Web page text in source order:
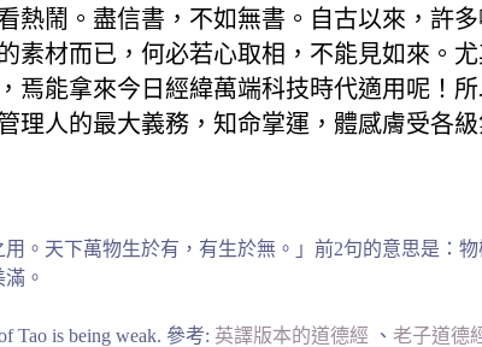
熱鬧。盡信書，不如無書。自古以來，許
素材而已，何必若心取相，不能見如來。
能拿來今日經緯萬端科技時代適用呢！
人的最大義務，知命掌運，體感膚受各級
。天下萬物生於有，有生於無。」前2句的意思是：
。
Tao is being weak. 參考: 英譯版本的道德經 、 老子道德